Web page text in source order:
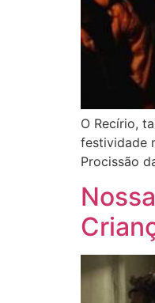
O Recírio,
festividade
Procissão